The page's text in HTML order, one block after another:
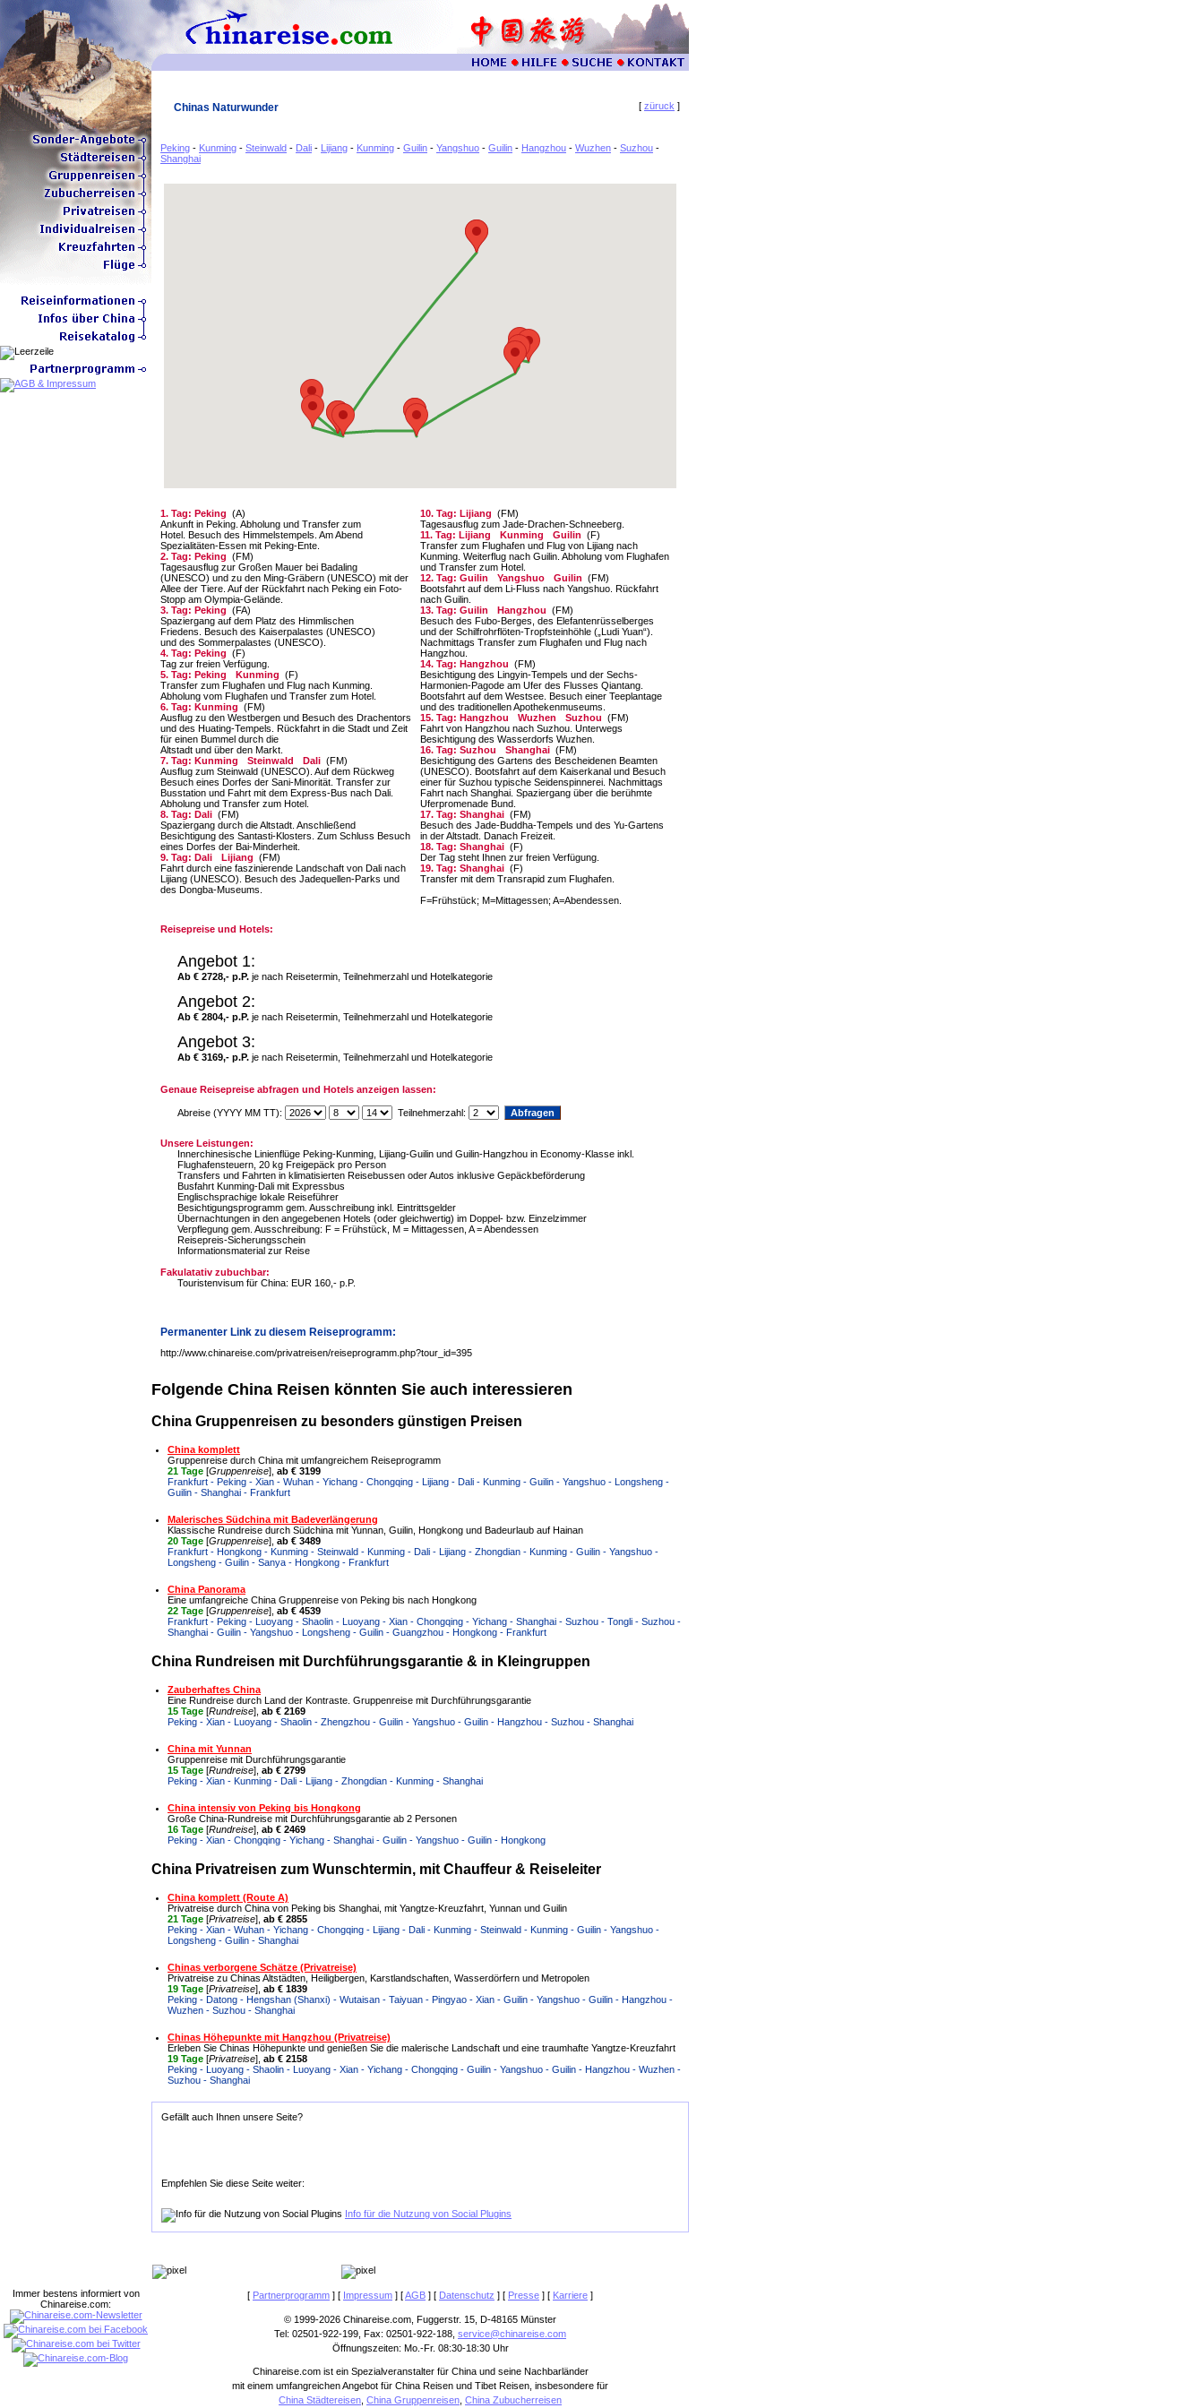
Chinas Naturwunder [ züruck ]
Peking - Kunming - Steinwald - Dali - Lijiang - Kunming - Guilin - Yangshuo - Guilin - Hangzhou - Wuzhen - Suzhou -
Shanghai
1. Tag: Peking (A)
Ankunft in Peking. Abholung und Transfer zum
Hotel. Besuch des Himmelstempels. Am Abend
Spezialitäten-Essen mit Peking-Ente.
2. Tag: Peking (FM)
Tagesausflug zur Großen Mauer bei Badaling
(UNESCO) und zu den Ming-Gräbern (UNESCO) mit der
Allee der Tiere. Auf der Rückfahrt nach Peking ein Foto-
Stopp am Olympia-Gelände.
3. Tag: Peking (FA)
Spaziergang auf dem Platz des Himmlischen
Friedens. Besuch des Kaiserpalastes (UNESCO)
und des Sommerpalastes (UNESCO).
4. Tag: Peking (F)
Tag zur freien Verfügung.
5. Tag: Peking
Kunming (F)
Transfer zum Flughafen und Flug nach Kunming.
Abholung vom Flughafen und Transfer zum Hotel.
6. Tag: Kunming (FM)
Ausflug zu den Westbergen und Besuch des Dra­chentors
und des Huating-Tempels. Rückfahrt in die Stadt und Zeit
für einen Bummel durch die
Altstadt und über den Markt.
7. Tag: Kunming
Steinwald Dali (FM)
Ausflug zum Steinwald (UNESCO). Auf dem Rückweg
Besuch eines Dorfes der Sani-Minori­tät. Transfer zur
Busstation und Fahrt mit dem Express-Bus nach Dali.
Abholung und Transfer zum Hotel.
8. Tag: Dali (FM)
Spaziergang durch die Altstadt. Anschließend
Besichtigung des Santasti-Klosters. Zum Schluss Besuch
eines Dorfes der Bai-Minderheit.
9. Tag: Dali
Lijiang (FM)
Fahrt durch eine faszinierende Landschaft von Dali nach
Lijiang (UNESCO). Besuch des Jade­quellen-Parks und
des Dongba-Museums.
10. Tag: Lijiang (FM)
Tagesausflug zum Jade-Drachen-Schneeberg.
11. Tag: Lijiang
Kunming Guilin (F)
Transfer zum Flughafen und Flug von Lijiang nach
Kunming. Weiterflug nach Guilin. Abholung vom Flughafen
und Transfer zum Hotel.
12. Tag: Guilin
Yangshuo Guilin (FM)
Bootsfahrt auf dem Li-Fluss nach Yangshuo. Rückfahrt
nach Guilin.
13. Tag: Guilin
Hangzhou (FM)
Besuch des Fubo-Berges, des Elefantenrüssel­berges
und der Schilfrohrflöten-Tropfsteinhöhle („Ludi Yuan“).
Nachmittags Transfer zum Flug­hafen und Flug nach
Hangzhou.
14. Tag: Hangzhou (FM)
Besichtigung des Lingyin-Tempels und der Sechs-
Harmonien-Pagode am Ufer des Flusses Qiantang.
Bootsfahrt auf dem Westsee. Besuch einer Teeplantage
und des traditionellen Apothe­kenmuseums.
15. Tag: Hangzhou
Wuzhen Suzhou (FM)
Fahrt von Hangzhou nach Suzhou. Unterwegs
Besichtigung des Wasserdorfs Wuzhen.
16. Tag: Suzhou
Shanghai (FM)
Besichtigung des Gartens des Bescheidenen Beamten
(UNESCO). Bootsfahrt auf dem Kai­serkanal und Besuch
einer für Suzhou typi­sche Seidenspinnerei. Nachmittags
Fahrt nach Shanghai. Spaziergang über die berühmte
Ufer­promenade Bund.
17. Tag: Shanghai (FM)
Besuch des Jade-Buddha-Tempels und des Yu-Gartens
in der Altstadt. Danach Freizeit.
18. Tag: Shanghai (F)
Der Tag steht Ihnen zur freien Verfügung.
19. Tag: Shanghai (F)
Transfer mit dem Transrapid zum Flughafen.
F=Frühstück; M=Mittagessen; A=Abendessen.
Reisepreise und Hotels:
Angebot 1:
Ab € 2728,- p.P. je nach Reisetermin, Teilnehmerzahl und Hotelkategorie
Angebot 2:
Ab € 2804,- p.P. je nach Reisetermin, Teilnehmerzahl und Hotelkategorie
Angebot 3:
Ab € 3169,- p.P. je nach Reisetermin, Teilnehmerzahl und Hotelkategorie
Genaue Reisepreise abfragen und Hotels anzeigen lassen:
Abreise (YYYY MM TT): Teilnehmerzahl:
Unsere Leistungen:
Innerchinesische Linienflüge Peking-Kunming, Lijiang-Guilin und Guilin-Hangzhou in Economy-Klasse inkl.
Flughafensteuern, 20 kg Freigepäck pro Person
Transfers und Fahrten in klimatisierten Reisebussen oder Autos inklusive Gepäckbeförderung
Busfahrt Kunming-Dali mit Expressbus
Englischsprachige lokale Reiseführer
Besichtigungsprogramm gem. Ausschreibung inkl. Eintrittsgelder
Übernachtungen in den angegebenen Hotels (oder gleichwertig) im Doppel- bzw. Einzelzimmer
Verpflegung gem. Ausschreibung: F = Frühstück, M = Mittagessen, A = Abendessen
Reisepreis-Sicherungsschein
Informationsmaterial zur Reise
Fakulatativ zubuchbar:
Touristenvisum für China: EUR 160,- p.P.
Permanenter Link zu diesem Reiseprogramm:
http://www.chinareise.com/privatreisen/reiseprogramm.php?tour_id=395
Folgende China Reisen könnten Sie auch interessieren
China Gruppenreisen zu besonders günstigen Preisen
China komplett
Gruppenreise durch China mit umfangreichem Reiseprogramm
21 Tage [Gruppenreise], ab € 3199
Frankfurt - Peking - Xian - Wuhan - Yichang - Chongqing - Lijiang - Dali - Kunming - Guilin - Yangshuo - Longsheng -
Guilin - Shanghai - Frankfurt
Malerisches Südchina mit Badeverlängerung
Klassische Rundreise durch Südchina mit Yunnan, Guilin, Hongkong und Badeurlaub auf Hainan
20 Tage [Gruppenreise], ab € 3489
Frankfurt - Hongkong - Kunming - Steinwald - Kunming - Dali - Lijiang - Zhongdian - Kunming - Guilin - Yangshuo -
Longsheng - Guilin - Sanya - Hongkong - Frankfurt
China Panorama
Eine umfangreiche China Gruppenreise von Peking bis nach Hongkong
22 Tage [Gruppenreise], ab € 4539
Frankfurt - Peking - Luoyang - Shaolin - Luoyang - Xian - Chongqing - Yichang - Shanghai - Suzhou - Tongli - Suzhou -
Shanghai - Guilin - Yangshuo - Longsheng - Guilin - Guangzhou - Hongkong - Frankfurt
China Rundreisen mit Durchführungsgarantie & in Kleingruppen
Zauberhaftes China
Eine Rundreise durch Land der Kontraste. Gruppenreise mit Durchführungsgarantie
15 Tage [Rundreise], ab € 2169
Peking - Xian - Luoyang - Shaolin - Zhengzhou - Guilin - Yangshuo - Guilin - Hangzhou - Suzhou - Shanghai
China mit Yunnan
Gruppenreise mit Durchführungsgarantie
15 Tage [Rundreise], ab € 2799
Peking - Xian - Kunming - Dali - Lijiang - Zhongdian - Kunming - Shanghai
China intensiv von Peking bis Hongkong
Große China-Rundreise mit Durchführungsgarantie ab 2 Personen
16 Tage [Rundreise], ab € 2469
Peking - Xian - Chongqing - Yichang - Shanghai - Guilin - Yangshuo - Guilin - Hongkong
China Privatreisen zum Wunschtermin, mit Chauffeur & Reiseleiter
China komplett (Route A)
Privatreise durch China von Peking bis Shanghai, mit Yangtze-Kreuzfahrt, Yunnan und Guilin
21 Tage [Privatreise], ab € 2855
Peking - Xian - Wuhan - Yichang - Chongqing - Lijiang - Dali - Kunming - Steinwald - Kunming - Guilin - Yangshuo -
Longsheng - Guilin - Shanghai
Chinas verborgene Schätze (Privatreise)
Privatreise zu Chinas Altstädten, Heiligbergen, Karstlandschaften, Wasserdörfern und Metropolen
19 Tage [Privatreise], ab € 1839
Peking - Datong - Hengshan (Shanxi) - Wutaisan - Taiyuan - Pingyao - Xian - Guilin - Yangshuo - Guilin - Hangzhou -
Wuzhen - Suzhou - Shanghai
Chinas Höhepunkte mit Hangzhou (Privatreise)
Erleben Sie Chinas Höhepunkte und genießen Sie die malerische Landschaft und eine traumhafte Yangtze-Kreuzfahrt
19 Tage [Privatreise], ab € 2158
Peking - Luoyang - Shaolin - Luoyang - Xian - Yichang - Chongqing - Guilin - Yangshuo - Guilin - Hangzhou - Wuzhen -
Suzhou - Shanghai
Gefällt auch Ihnen unsere Seite?
Empfehlen Sie diese Seite weiter:
Info für die Nutzung von Social Plugins
[ Partnerprogramm ] [ Impressum ] [AGB ] [ Datenschutz ] [ Presse ] [ Karriere ]
© 1999-2026 Chinareise.com, Fuggerstr. 15, D-48165 Münster
Tel: 02501-922-199, Fax: 02501-922-188, service@chinareise.com
Öffnungszeiten: Mo.-Fr. 08:30-18:30 Uhr
Chinareise.com ist ein Spezialveranstalter für China und seine Nachbarländer
mit einem umfangreichen Angebot für China Reisen und Tibet Reisen, insbesondere für
China Städtereisen China Gruppenreisen China Zubucherreisen
Immer bestens informiert von
Chinareise.com: